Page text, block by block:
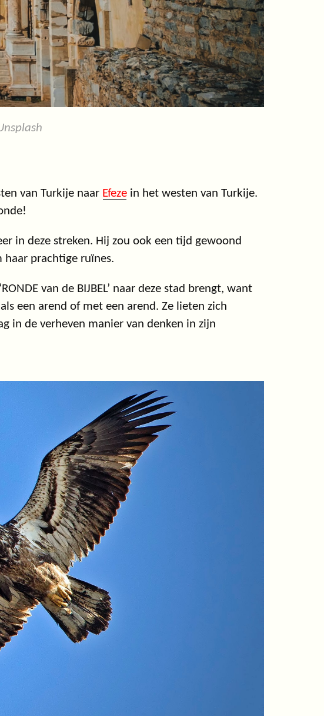
van Turkije naar Efeze in het westen van Turkije.
in deze streken. Hij zou ook een tijd gewoond
haar prachtige ruïnes.
van de BIJBEL’ naar deze stad brengt, want
een arend of met een arend. Ze lieten zich
in de verheven manier van denken in zijn